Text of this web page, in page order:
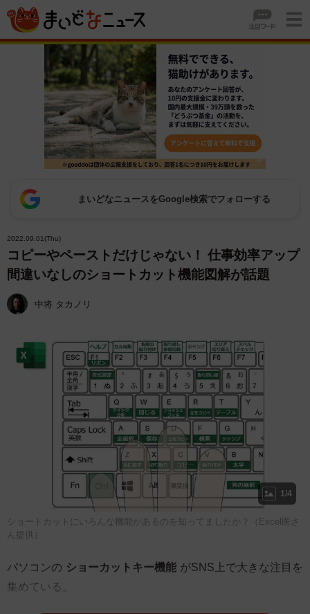
まいどなニュースをGoogle検索でフォローする
2022.09.01(Thu)
コピーやペーストだけじゃない！ 仕事効率アップ
間違いなしのショートカット機能図解が話題
中将 タカノリ
1/4
ショートカットにいろんな機能があるのを知ってましたか？（Excel医さ
ん提供）
パソコンの ショーカットキー機能 がSNS上で大きな注目を
集めている。